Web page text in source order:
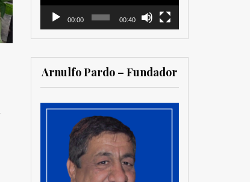
00:00 00:40
Arnulfo Pardo – Fundador